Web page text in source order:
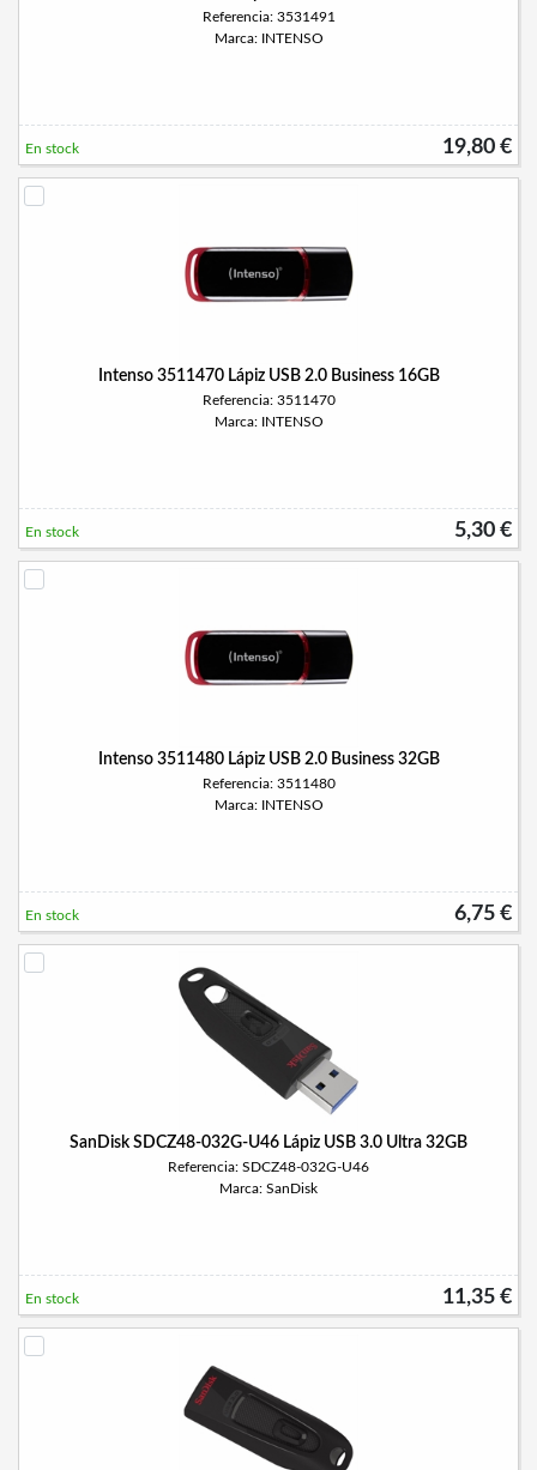
Referencia: 3531491
Marca: INTENSO
19,80 €
En stock
Intenso 3511470 Lápiz USB 2.0 Business 16GB
Referencia: 3511470
Marca: INTENSO
5,30 €
En stock
Intenso 3511480 Lápiz USB 2.0 Business 32GB
Referencia: 3511480
Marca: INTENSO
6,75 €
En stock
SanDisk SDCZ48-032G-U46 Lápiz USB 3.0 Ultra 32GB
Referencia: SDCZ48-032G-U46
Marca: SanDisk
11,35 €
En stock